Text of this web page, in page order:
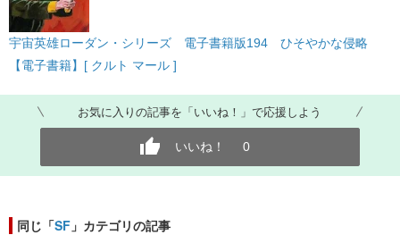
宇宙英雄ローダン・シリーズ 電子書籍版194 ひそやかな侵略
【電子書籍】[ クルト マール ]
お気に入りの記事を「いいね！」で応援しよう
いいね！ 0
同じ「SF 」カテゴリの記事